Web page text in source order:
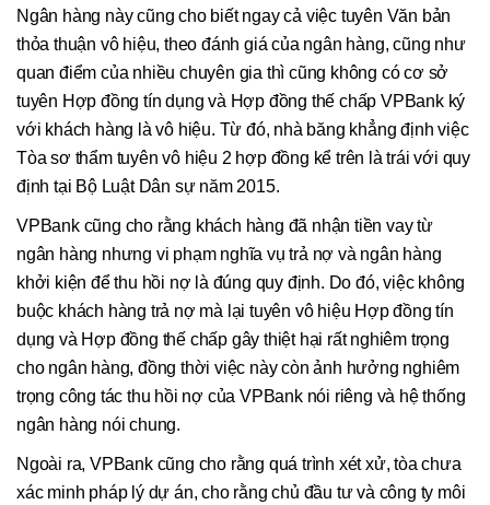
Ngân hàng này cũng cho biết ngay cả việc tuyên Văn bản
thỏa thuận vô hiệu, theo đánh giá của ngân hàng, cũng như
quan điểm của nhiều chuyên gia thì cũng không có cơ sở
tuyên Hợp đồng tín dụng và Hợp đồng thế chấp VPBank ký
với khách hàng là vô hiệu. Từ đó, nhà băng khẳng định việc
Tòa sơ thẩm tuyên vô hiệu 2 hợp đồng kể trên là trái với quy
định tại Bộ Luật Dân sự năm 2015.
VPBank cũng cho rằng khách hàng đã nhận tiền vay từ
ngân hàng nhưng vi phạm nghĩa vụ trả nợ và ngân hàng
khởi kiện để thu hồi nợ là đúng quy định. Do đó, việc không
buộc khách hàng trả nợ mà lại tuyên vô hiệu Hợp đồng tín
dụng và Hợp đồng thế chấp gây thiệt hại rất nghiêm trọng
cho ngân hàng, đồng thời việc này còn ảnh hưởng nghiêm
trọng công tác thu hồi nợ của VPBank nói riêng và hệ thống
ngân hàng nói chung.
Ngoài ra, VPBank cũng cho rằng quá trình xét xử, tòa chưa
xác minh pháp lý dự án, cho rằng chủ đầu tư và công ty môi